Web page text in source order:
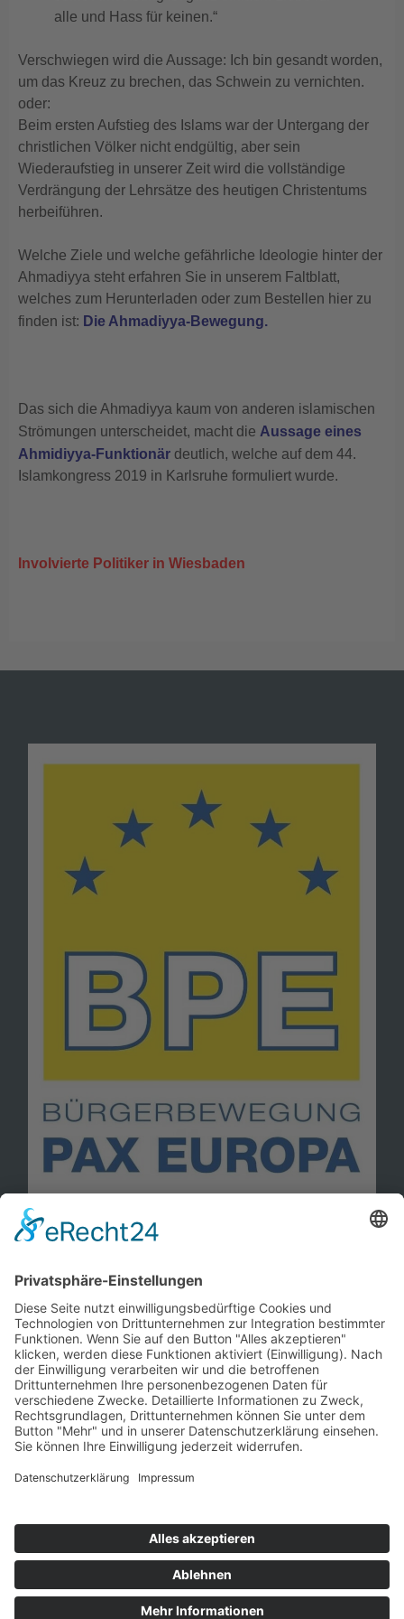
alle und Hass für keinen.“
Verschwiegen wird die Aussage: Ich bin gesandt worden,
um das Kreuz zu brechen, das Schwein zu vernichten.
oder:
Beim ersten Aufstieg des Islams war der Untergang der
christlichen Völker nicht endgültig, aber sein
Wiederaufstieg in unserer Zeit wird die vollständige
Verdrängung der Lehrsätze des heutigen Christentums
herbeiführen.
Welche Ziele und welche gefährliche Ideologie hinter der
Ahmadiyya steht erfahren Sie in unserem Faltblatt,
welches zum Herunterladen oder zum Bestellen hier zu
finden ist: Die Ahmadiyya-Bewegung.
Das sich die Ahmadiyya kaum von anderen islamischen
Strömungen unterscheidet, macht die Aussage eines
Ahmidiyya-Funktionär deutlich, welche auf dem 44.
Islamkongress 2019 in Karlsruhe formuliert wurde.
Involvierte Politiker in Wiesbaden
Kontakt
Mitglied werden!
Impressum
Datenschutz
Copyright 2023. All rights reserved.